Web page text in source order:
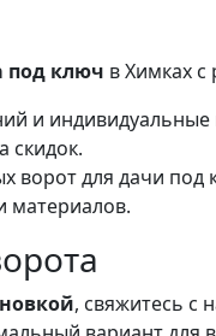
под ключ в Химках
и индивидуальные
скидок.
ворот для дачи под
материалов.
, свяжитесь с